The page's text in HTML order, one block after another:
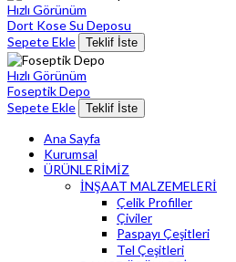
Hızlı Görünüm
Dort Kose Su Deposu
Sepete Ekle
Teklif İste
Hızlı Görünüm
Foseptik Depo
Sepete Ekle
Teklif İste
Ana Sayfa
Kurumsal
ÜRÜNLERİMİZ
İNŞAAT MALZEMELERİ
Çelik Profiller
Çiviler
Paspayı Çeşitleri
Tel Çeşitleri